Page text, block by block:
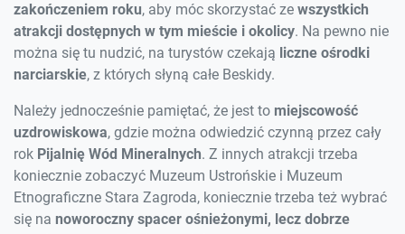
zakończeniem roku, aby móc skorzystać ze wszystkich
atrakcji dostępnych w tym mieście i okolicy. Na pewno nie
można się tu nudzić, na turystów czekają liczne ośrodki
narciarskie, z których słyną całe Beskidy.
Należy jednocześnie pamiętać, że jest to miejscowość
uzdrowiskowa, gdzie można odwiedzić czynną przez cały
rok Pijalnię Wód Mineralnych. Z innych atrakcji trzeba
koniecznie zobaczyć Muzeum Ustrońskie i Muzeum
Etnograficzne Stara Zagroda, koniecznie trzeba też wybrać
się na noworoczny spacer ośnieżonymi, lecz dobrze